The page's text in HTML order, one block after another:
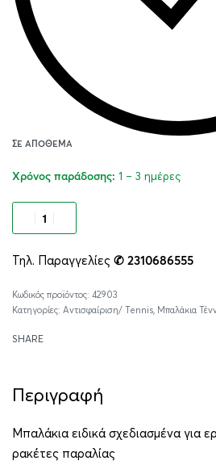
ΣΕ ΑΠΌΘΕΜΑ
Χρόνος παράδοσης: 1 – 3 ημέρες
Τηλ. Παραγγελίες ✆ 2310686555
42903
Κατηγορίες: Αντισφαίριση/ Tennis, Μπαλάκια
SHARE
Περιγραφή
Μπαλάκια ειδικά σχεδιασμένα για
ρακέτες παραλίας